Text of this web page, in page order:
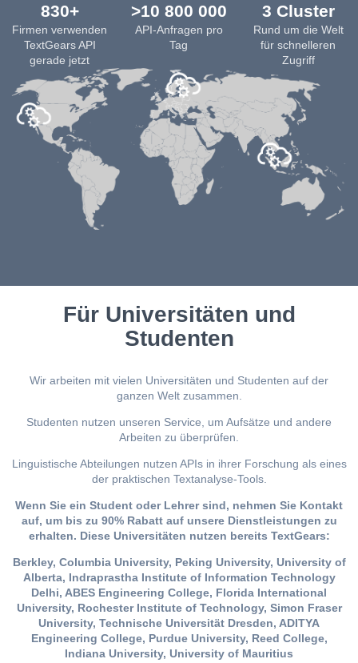
830+
Firmen verwenden
TextGears API
gerade jetzt
>10 800 000
API-Anfragen pro
Tag
3 Cluster
Rund um die Welt
für schnelleren
Zugriff
Für Universitäten und
Studenten
Wir arbeiten mit vielen Universitäten und Studenten auf der
ganzen Welt zusammen.
Studenten nutzen unseren Service, um Aufsätze und andere
Arbeiten zu überprüfen.
Linguistische Abteilungen nutzen APIs in ihrer Forschung als eines
der praktischen Textanalyse-Tools.
Wenn Sie ein Student oder Lehrer sind, nehmen Sie Kontakt
auf, um bis zu 90% Rabatt auf unsere Dienstleistungen zu
erhalten. Diese Universitäten nutzen bereits TextGears:
Berkley, Columbia University, Peking University, University of
Alberta, Indraprastha Institute of Information Technology
Delhi, ABES Engineering College, Florida International
University, Rochester Institute of Technology, Simon Fraser
University, Technische Universität Dresden, ADITYA
Engineering College, Purdue University, Reed College,
Indiana University, University of Mauritius